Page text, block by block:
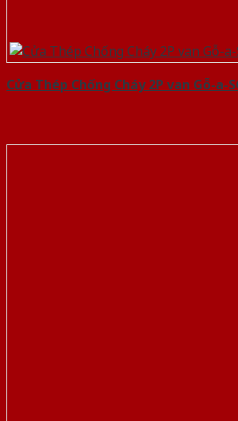
Cửa Thép Chống Cháy 2P van Gỗ-a-